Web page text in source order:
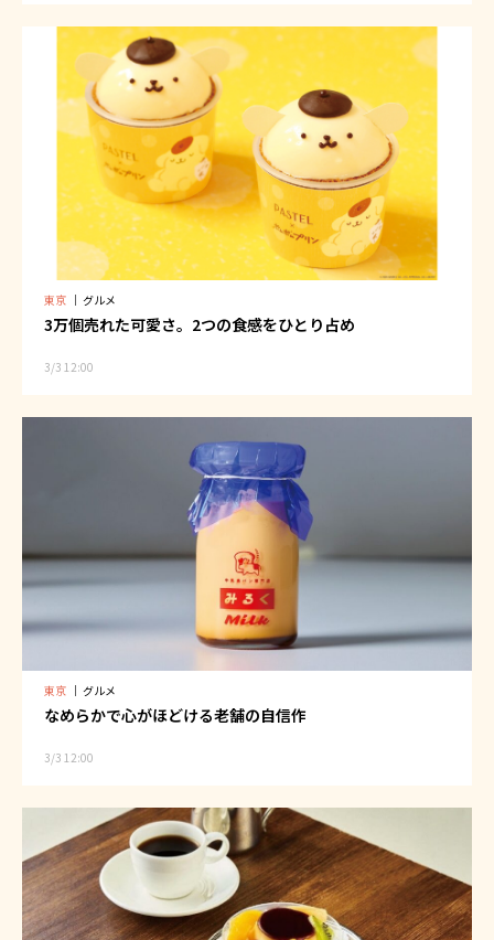
東京 ｜ グルメ
3万個売れた可愛さ。2つの食感をひとり占め
3/3 12:00
東京 ｜ グルメ
なめらかで心がほどける老舗の自信作
3/3 12:00